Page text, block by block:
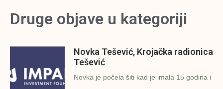
Druge objave u kategoriji
Novka Tešević, Krojačka radionica
Tešević
Novka je počela šiti kad je imala 15 godina i